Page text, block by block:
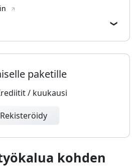
❯
paketille
/ kuukausi
Rekisteröidy
kohden